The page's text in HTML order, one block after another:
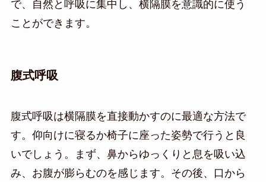
で、自然と呼吸に集中し、横隔膜を意識的に使う
ことができます。
腹式呼吸
腹式呼吸は横隔膜を直接動かすのに最適な方法で
す。仰向けに寝るか椅子に座った姿勢で行うと良
いでしょう。まず、鼻からゆっくりと息を吸い込
み、お腹が膨らむのを感じます。その後、口から